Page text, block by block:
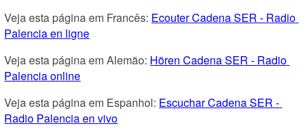
Veja esta página em Francês: Ecouter Cadena SER - Radio
Palencia en ligne
Veja esta página em Alemão: Hören Cadena SER - Radio
Palencia online
Veja esta página em Espanhol: Escuchar Cadena SER -
Radio Palencia en vivo